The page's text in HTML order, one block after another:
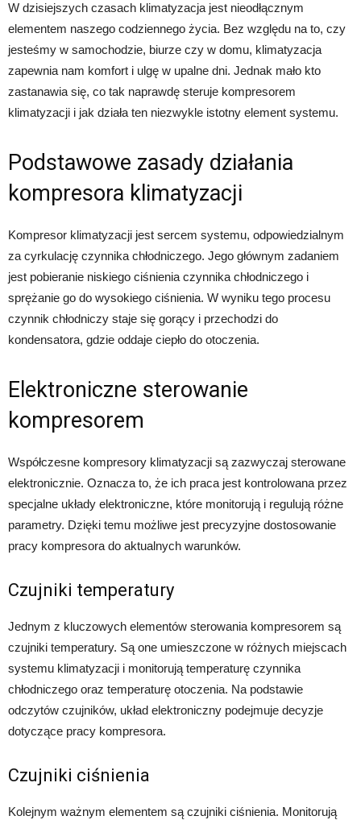
W dzisiejszych czasach klimatyzacja jest nieodłącznym
elementem naszego codziennego życia. Bez względu na to, czy
jesteśmy w samochodzie, biurze czy w domu, klimatyzacja
zapewnia nam komfort i ulgę w upalne dni. Jednak mało kto
zastanawia się, co tak naprawdę steruje kompresorem
klimatyzacji i jak działa ten niezwykle istotny element systemu.
Podstawowe zasady działania
kompresora klimatyzacji
Kompresor klimatyzacji jest sercem systemu, odpowiedzialnym
za cyrkulację czynnika chłodniczego. Jego głównym zadaniem
jest pobieranie niskiego ciśnienia czynnika chłodniczego i
sprężanie go do wysokiego ciśnienia. W wyniku tego procesu
czynnik chłodniczy staje się gorący i przechodzi do
kondensatora, gdzie oddaje ciepło do otoczenia.
Elektroniczne sterowanie
kompresorem
Współczesne kompresory klimatyzacji są zazwyczaj sterowane
elektronicznie. Oznacza to, że ich praca jest kontrolowana przez
specjalne układy elektroniczne, które monitorują i regulują różne
parametry. Dzięki temu możliwe jest precyzyjne dostosowanie
pracy kompresora do aktualnych warunków.
Czujniki temperatury
Jednym z kluczowych elementów sterowania kompresorem są
czujniki temperatury. Są one umieszczone w różnych miejscach
systemu klimatyzacji i monitorują temperaturę czynnika
chłodniczego oraz temperaturę otoczenia. Na podstawie
odczytów czujników, układ elektroniczny podejmuje decyzje
dotyczące pracy kompresora.
Czujniki ciśnienia
Kolejnym ważnym elementem są czujniki ciśnienia. Monitorują